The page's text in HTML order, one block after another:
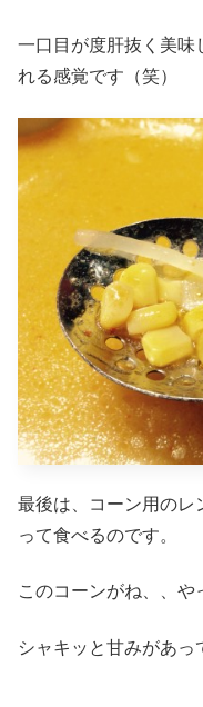
一口目が度肝抜く美味
れる感覚です（笑）
最後は、コーン用のレ
って食べるのです。
このコーンがね、、や
シャキッと甘みがあっ